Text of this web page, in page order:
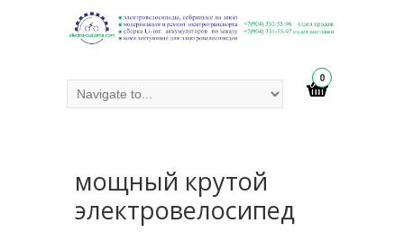
0
мощный крутой
электровелосипед